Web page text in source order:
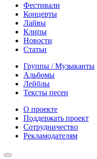
Фестивали
Концерты
Лайвы
Клипы
Новости
Статьи
Группы / Музыканты
Альбомы
Лейблы
Тексты песен
О проекте
Поддержать проект
Сотрудничество
Рекламодателям